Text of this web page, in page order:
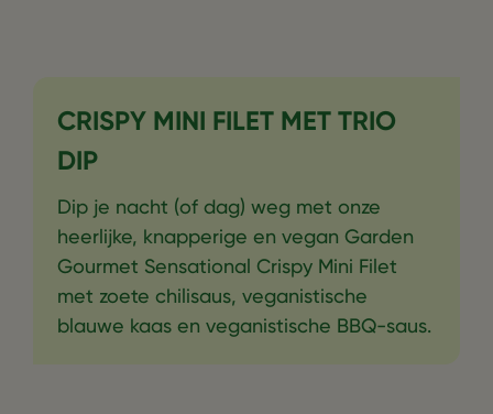
CRISPY MINI FILET MET TRIO
DIP
Dip je nacht (of dag) weg met onze
heerlijke, knapperige en vegan Garden
Gourmet Sensational Crispy Mini Filet
met zoete chilisaus, veganistische
blauwe kaas en veganistische BBQ-saus.